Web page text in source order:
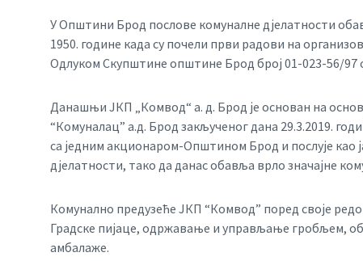
У Општини Брод послове комуналне дјелатности
1950. године када су почели први радови на
Одлуком Скупштине општине Брод број 01-023-56/97
Данашњи ЈКП „Комвод“ а. д. Брод је основан на
“Комуналац” а.д. Брод закљученог дана 29.3.2019.
са једним акционаром-Општином Брод и послује као
дјелатности, тако да данас обавља врло значајне
Комунално предузеће ЈКП “Комвод” поред своје
Градске пијаце, одржавање и управљање гробљем,
амбалаже.